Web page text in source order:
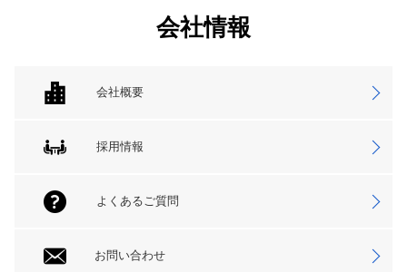
会社情報
会社概要
採用情報
よくあるご質問
お問い合わせ